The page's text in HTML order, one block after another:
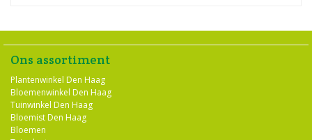
Ons assortiment
Plantenwinkel Den Haag
Bloemenwinkel Den Haag
Tuinwinkel Den Haag
Bloemist Den Haag
Bloemen